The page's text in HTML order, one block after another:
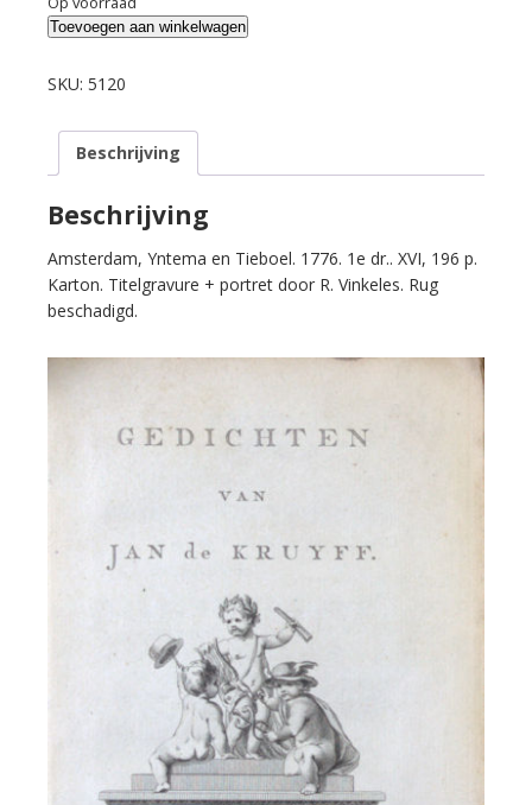
Kruyff,
de.
aantal
Toevoegen aan winkelwagen
SKU: 5120
Beschrijving
Beschrijving
Amsterdam, Yntema en Tieboel. 1776. 1e dr.. XVI, 196 p.
Karton. Titelgravure + portret door R. Vinkeles. Rug
beschadigd.